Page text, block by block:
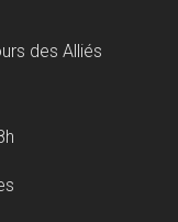
des Alliés